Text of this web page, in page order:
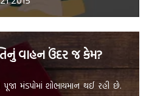
વાહન ઉંદર જ કેમ?
મંડપોમાં શોભાયમાન થઈ રહી છે.